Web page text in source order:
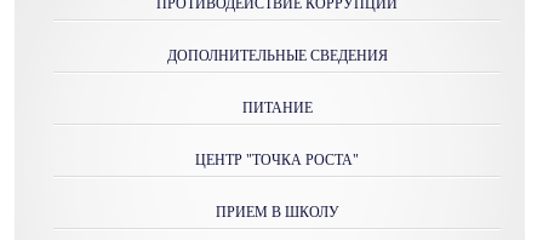
ПРОТИВОДЕЙСТВИЕ КОРРУПЦИИ
ДОПОЛНИТЕЛЬНЫЕ СВЕДЕНИЯ
ПИТАНИЕ
ЦЕНТР "ТОЧКА РОСТА"
ПРИЕМ В ШКОЛУ